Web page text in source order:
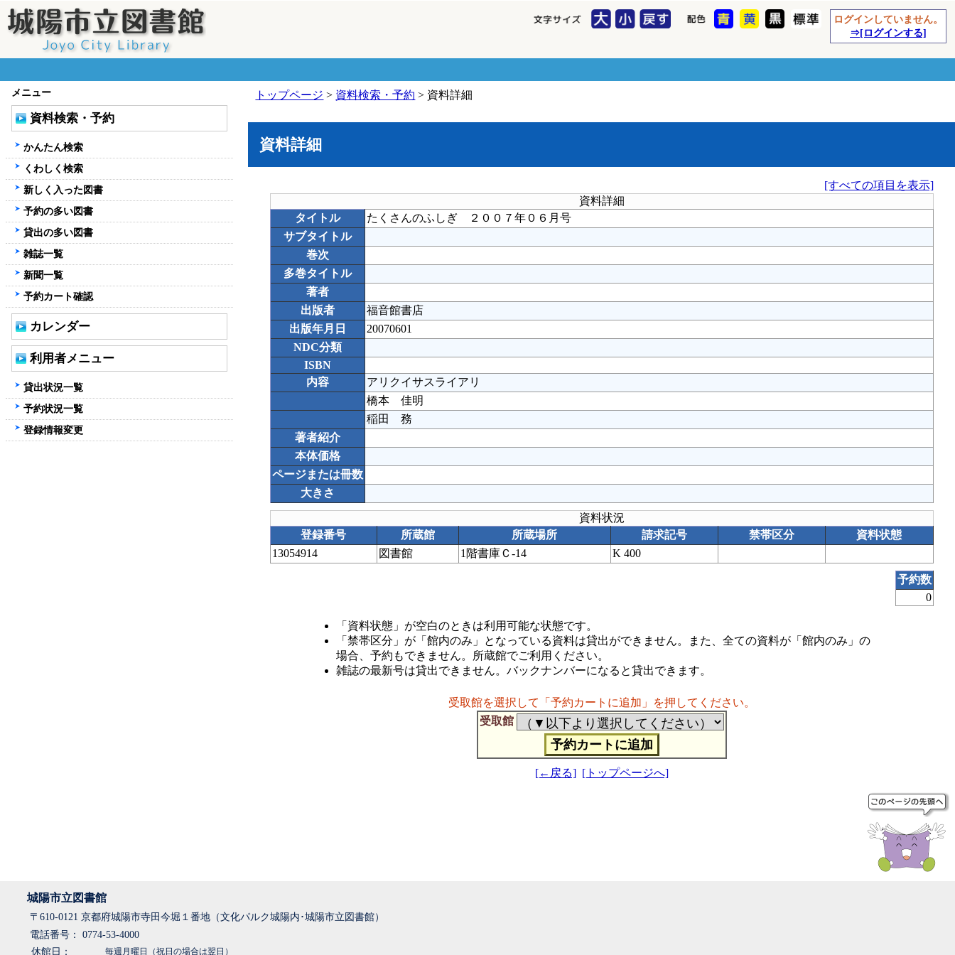
ログインしていません。
⇒[ログインする]
トップページ > 資料検索・予約 > 資料詳細
資料詳細
[すべての項目を表示]
資料詳細
タイトル
たくさんのふしぎ ２００７年０６月号
サブタイトル
巻次
多巻タイトル
著者
出版者
福音館書店
出版年月日
20070601
NDC分類
ISBN
内容
アリクイサスライアリ
橋本 佳明
稲田 務
著者紹介
本体価格
ページまたは冊数
大きさ
資料状況
登録番号
所蔵館 所蔵場所 請求記号 禁帯区分
資料状態
13054914
図書館 1階書庫Ｃ-14 K 400
予約数
0
「資料状態」が空白のときは利用可能な状態です。
「禁帯区分」が「館内のみ」となっている資料は貸出ができません。また、全ての資料が「館内のみ」の
場合、予約もできません。所蔵館でご利用ください。
雑誌の最新号は貸出できません。バックナンバーになると貸出できます。
受取館を選択して「予約カートに追加」を押してください。
受取館
[←戻る] [トップページへ]
メニュー
資料検索・予約
かんたん検索
くわしく検索
新しく入った図書
予約の多い図書
貸出の多い図書
雑誌一覧
新聞一覧
予約カート確認
カレンダー
利用者メニュー
貸出状況一覧
予約状況一覧
登録情報変更
城陽市立図書館
〒610-0121 京都府城陽市寺田今堀１番地（文化パルク城陽内･城陽市立図書館）
電話番号： 0774-53-4000
休館日：
毎週月曜日（祝日の場合は翌日）